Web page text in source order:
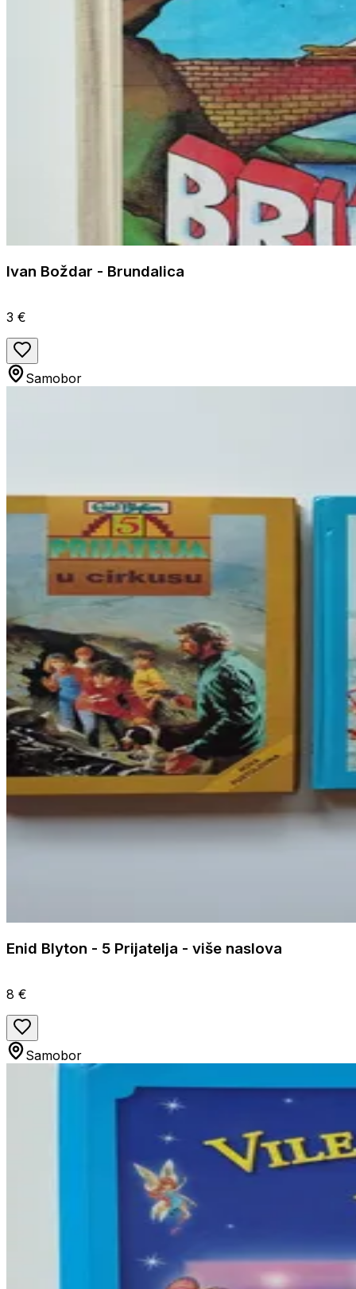
Ivan Boždar - Brundalica
3 €
Samobor
Enid Blyton - 5 Prijatelja - više naslova
8 €
Samobor